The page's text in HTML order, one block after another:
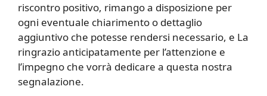
riscontro positivo, rimango a disposizione per
ogni eventuale chiarimento o dettaglio
aggiuntivo che potesse rendersi necessario, e La
ringrazio anticipatamente per l’attenzione e
l’impegno che vorrà dedicare a questa nostra
segnalazione.